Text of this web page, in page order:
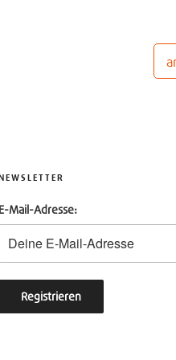
E-Mail-Adresse: